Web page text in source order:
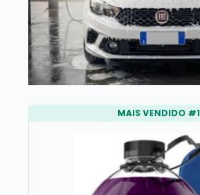
MAIS VENDIDO #1